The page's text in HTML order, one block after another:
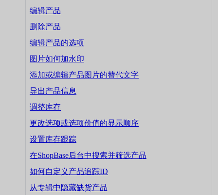
编辑产品
删除产品
编辑产品的选项
图片如何加水印
添加或编辑产品图片的替代文字
导出产品信息
调整库存
更改选项或选项价值的显示顺序
设置库存跟踪
在ShopBase后台中搜索并筛选产品
如何自定义产品追踪ID
从专辑中隐藏缺货产品